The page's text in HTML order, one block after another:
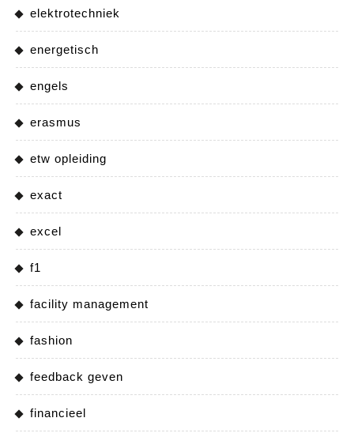
elektrotechniek
energetisch
engels
erasmus
etw opleiding
exact
excel
f1
facility management
fashion
feedback geven
financieel